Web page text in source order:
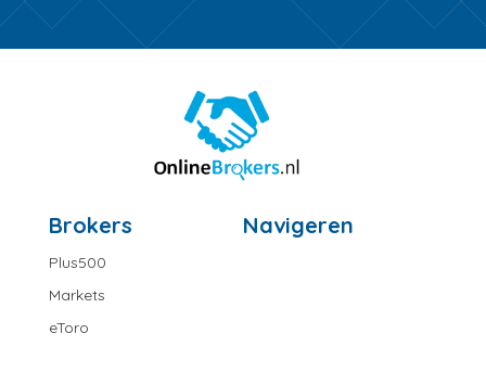
Brokers
Plus500
Markets
eToro
Navigeren